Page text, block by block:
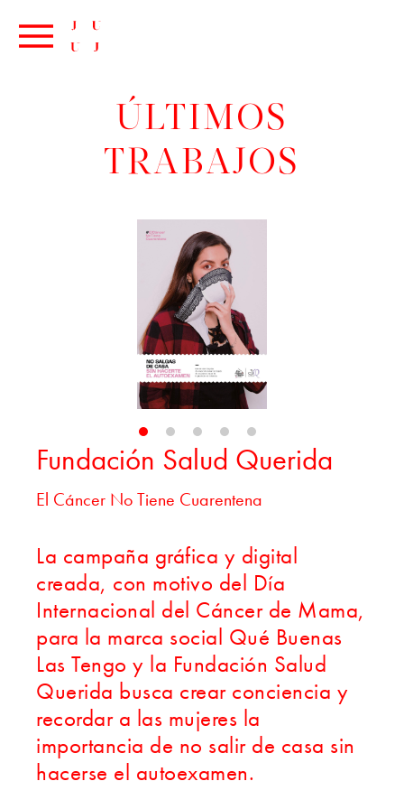
ÚLTIMOS
TRABAJOS
Fundación Salud Querida
El Cáncer No Tiene Cuarentena
La campaña gráfica y digital
creada, con motivo del Día
Internacional del Cáncer de Mama,
para la marca social Qué Buenas
Las Tengo y la Fundación Salud
Querida busca crear conciencia y
recordar a las mujeres la
importancia de no salir de casa sin
hacerse el autoexamen.